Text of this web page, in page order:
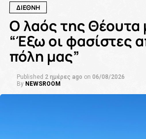
ΔΙΕΘΝΗ
Ο λαός της Θέουτα
“Έξω οι φασίστες
πόλη μας”
Published 2 ημέρες ago on 06/08/2026
By NEWSROOM